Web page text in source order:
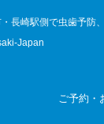
長崎駅側で虫歯予防
Japan
ご予約・